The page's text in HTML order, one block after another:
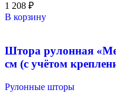
1 208 ₽
В корзину
Штора рулонная
см (с учётом
Рулонные шторы